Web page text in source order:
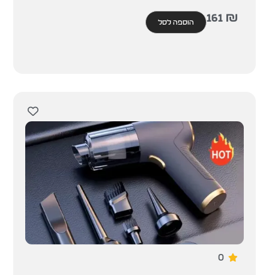
161 ₪ הוספה לסל
0